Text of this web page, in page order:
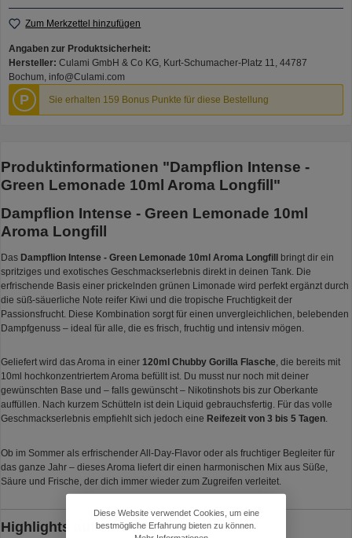
Zum Merkzettel hinzufügen
Angaben zur Produktsicherheit:
Hersteller: Culami GmbH & Co KG, Kurt-Schumacher-Platz 11, 44787
Bochum, info@Culami.com
P Sie erhalten 159 Bonus Punkte für diese Bestellung
Produktinformationen "Dampflion Intense -
Green Lemonade 10ml Aroma Longfill"
Dampflion Intense - Green Lemonade 10ml
Aroma Longfill
Das Dampflion Intense - Green Lemonade 10ml Aroma Longfill bringt dir ein
spritziges und exotisches Geschmackserlebnis direkt in deinen Tank. Die
erfrischende Basis einer prickelnden grünen Limonade wird perfekt ergänzt durch
die süß-säuerliche Note reifer Kiwi und die tropische Fruchtigkeit der
Passionsfrucht. Diese Kombination sorgt für einen unvergleichlichen, belebenden
Dampfgenuss – ideal für alle, die es frisch, fruchtig und intensiv mögen.
Geliefert wird das Aroma in einer 120ml Chubby Gorilla Flasche, die bereits mit
10ml hochkonzentriertem Aroma befüllt ist. Du musst nur noch mit deiner
gewünschten Base und – falls gewünscht – Nikotinshots bis zur Oberkante
auffüllen. Nach kurzem Schütteln ist dein Liquid gebrauchsfertig. Für das volle
Geschmackserlebnis empfiehlt sich jedoch eine Reifezeit von 3 bis 5 Tagen.
Ob im Sommer als erfrischender All-Day-Flavor oder als fruchtiger Begleiter für
das ganze Jahr – dieses Aroma liefert dir einen harmonischen Mix aus Süße,
Säure und Frische, der dich immer wieder zum Zugreifen verleitet.
Highlights auf einen Blick
Diese Website verwendet Cookies, um eine
bestmögliche Erfahrung bieten zu können.